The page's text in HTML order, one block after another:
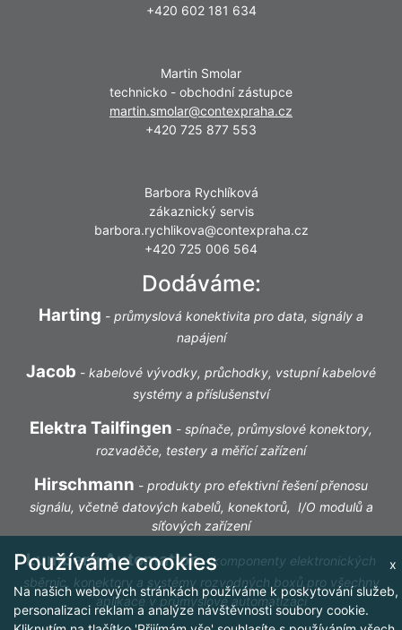
+420 602 181 634
Martin Smolar
technicko - obchodní zástupce
martin.smolar@contexpraha.cz
+420 725 877 553
Barbora Rychlíková
zákaznický servis
barbora.rychlikova@contexpraha.cz
+420 725 006 564
Dodáváme:
Harting - průmyslová konektivita pro data, signály a
napájení
Jacob - kabelové vývodky, průchodky, vstupní kabelové
systémy a příslušenství
Elektra Tailfingen - spínače, průmyslové konektory,
rozvaděče, testery a měřící zařízení
Hirschmann - produkty pro efektivní řešení přenosu
signálu, včetně datových kabelů, konektorů, I/O modulů a
síťových zařízení
Lumberg Automation-komponenty elektronických
sběrnic, konektory a systémy rozvodných boxů pro všechny
aplikace v průmyslové automatizaci
x
Používáme cookies
Na našich webových stránkách používáme k poskytování služeb,
personalizaci reklam a analýze návštěvnosti soubory cookie.